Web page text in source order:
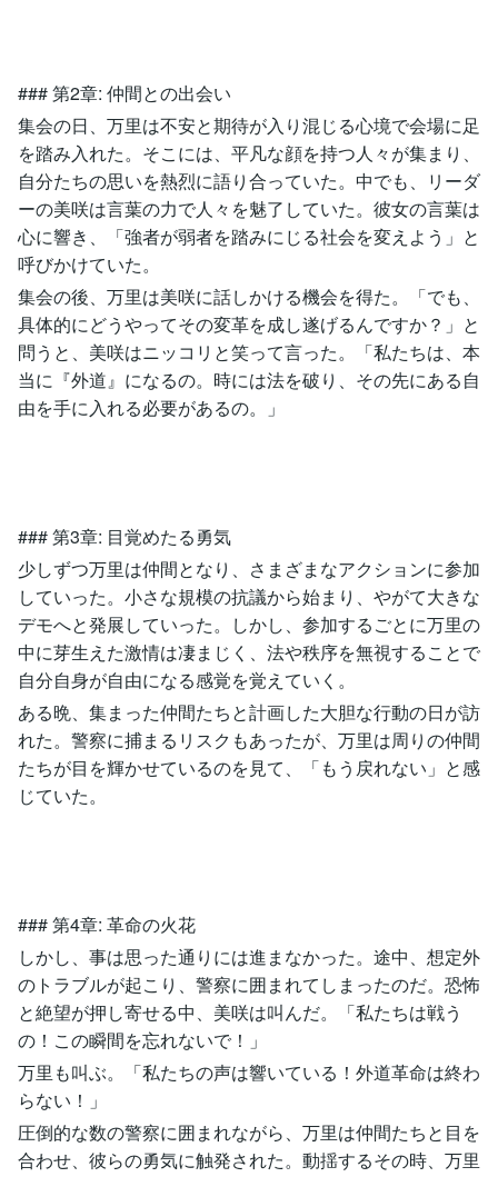
### 第2章: 仲間との出会い
集会の日、万里は不安と期待が入り混じる心境で会場に足
を踏み入れた。そこには、平凡な顔を持つ人々が集まり、
自分たちの思いを熱烈に語り合っていた。中でも、リーダ
ーの美咲は言葉の力で人々を魅了していた。彼女の言葉は
心に響き、「強者が弱者を踏みにじる社会を変えよう」と
呼びかけていた。
集会の後、万里は美咲に話しかける機会を得た。「でも、
具体的にどうやってその変革を成し遂げるんですか？」と
問うと、美咲はニッコリと笑って言った。「私たちは、本
当に『外道』になるの。時には法を破り、その先にある自
由を手に入れる必要があるの。」
### 第3章: 目覚めたる勇気
少しずつ万里は仲間となり、さまざまなアクションに参加
していった。小さな規模の抗議から始まり、やがて大きな
デモへと発展していった。しかし、参加するごとに万里の
中に芽生えた激情は凄まじく、法や秩序を無視することで
自分自身が自由になる感覚を覚えていく。
ある晩、集まった仲間たちと計画した大胆な行動の日が訪
れた。警察に捕まるリスクもあったが、万里は周りの仲間
たちが目を輝かせているのを見て、「もう戻れない」と感
じていた。
### 第4章: 革命の火花
しかし、事は思った通りには進まなかった。途中、想定外
のトラブルが起こり、警察に囲まれてしまったのだ。恐怖
と絶望が押し寄せる中、美咲は叫んだ。「私たちは戦う
の！この瞬間を忘れないで！」
万里も叫ぶ。「私たちの声は響いている！外道革命は終わ
らない！」
圧倒的な数の警察に囲まれながら、万里は仲間たちと目を
合わせ、彼らの勇気に触発された。動揺するその時、万里